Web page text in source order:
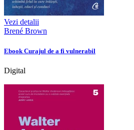
Vezi detalii
Brené Brown
Ebook Curajul de a fi vulnerabil
Digital